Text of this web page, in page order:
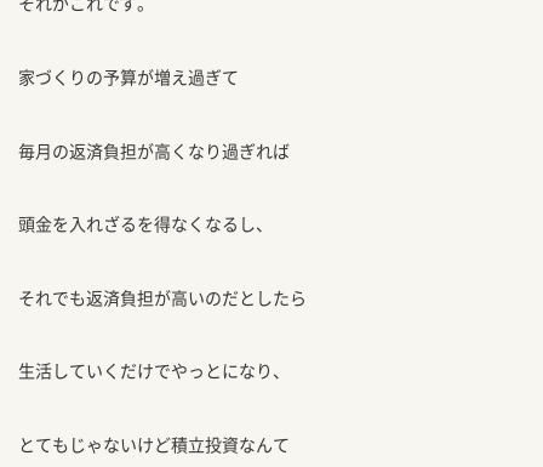
家づくりの予算が増え過ぎて
毎月の返済負担が高くなり過ぎれば
頭金を入れざるを得なくなるし、
それでも返済負担が高いのだとしたら
生活していくだけでやっとになり、
とてもじゃないけど積立投資なんて